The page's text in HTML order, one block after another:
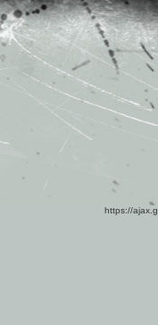
https://